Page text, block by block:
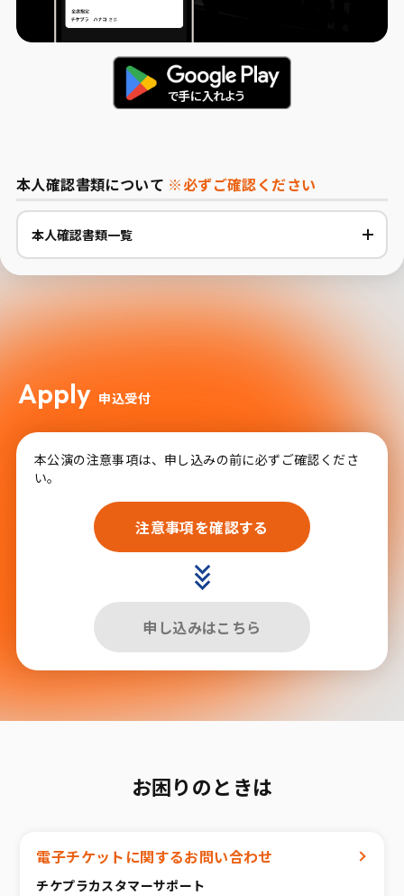
本人確認書類について ※必ずご確認ください
本人確認書類一覧
Apply 申込受付
本公演の注意事項は、申し込みの前に必ずご確認くださ
い。
注意事項を確認する
申し込みはこちら
お困りのときは
電子チケットに関するお問い合わせ
チケプラカスタマーサポート